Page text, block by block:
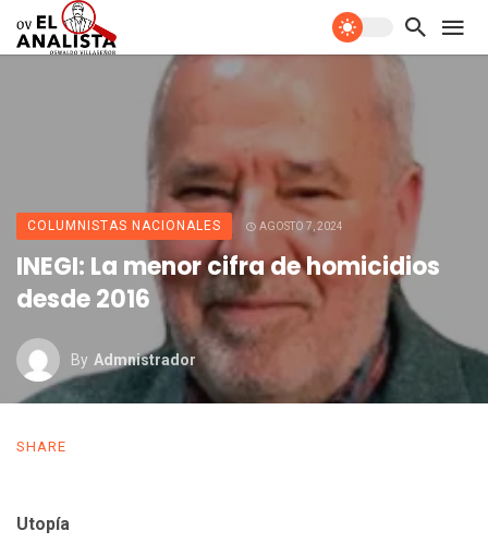
COLUMNISTAS NACIONALES AGOSTO 7, 2024
INEGI: La menor cifra de homicidios
desde 2016
By Admnistrador
SHARE
Utopía